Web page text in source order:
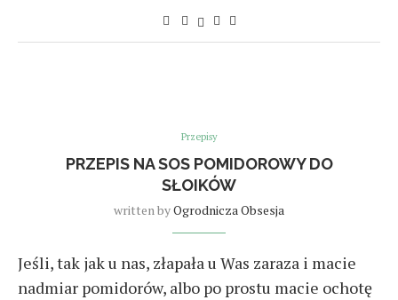
Przepisy
PRZEPIS NA SOS POMIDOROWY DO
SŁOIKÓW
written byOgrodnicza Obsesja
Jeśli, tak jak u nas, złapała u Was zaraza i macie
nadmiar pomidorów, albo po prostu macie ochotę